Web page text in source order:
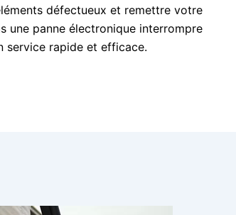
défectueux et remettre votre
une panne électronique interrompre
service rapide et efficace.